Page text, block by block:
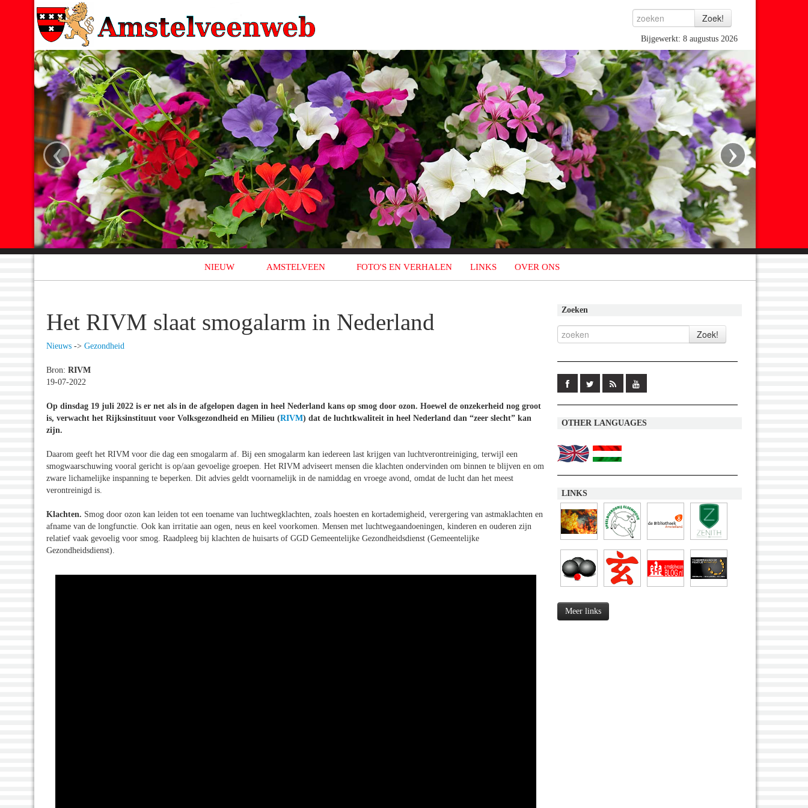
Bijgewerkt: 8 augustus 2026
‹ ›
NIEUW AMSTELVEEN FOTO'S EN VERHALEN LINKS OVER ONS
Het RIVM slaat smogalarm in Nederland
Nieuws -> Gezondheid
Bron: RIVM
19-07-2022
Op dinsdag 19 juli 2022 is er net als in de afgelopen dagen in heel Nederland kans op smog door ozon. Hoewel de onzekerheid nog groot
is, verwacht het Rijksinstituut voor Volksgezondheid en Milieu (RIVM) dat de luchtkwaliteit in heel Nederland dan “zeer slecht” kan
zijn.
Daarom geeft het RIVM voor die dag een smogalarm af. Bij een smogalarm kan iedereen last krijgen van luchtverontreiniging, terwijl een
smogwaarschuwing vooral gericht is op/aan gevoelige groepen. Het RIVM adviseert mensen die klachten ondervinden om binnen te blijven en om
zware lichamelijke inspanning te beperken. Dit advies geldt voornamelijk in de namiddag en vroege avond, omdat de lucht dan het meest
verontreinigd is.
Klachten. Smog door ozon kan leiden tot een toename van luchtwegklachten, zoals hoesten en kortademigheid, verergering van astmaklachten en
afname van de longfunctie. Ook kan irritatie aan ogen, neus en keel voorkomen. Mensen met luchtwegaandoeningen, kinderen en ouderen zijn
relatief vaak gevoelig voor smog. Raadpleeg bij klachten de huisarts of GGD Gemeentelijke Gezondheidsdienst (Gemeentelijke
Gezondheidsdienst).
Zoeken
OTHER LANGUAGES
LINKS
Meer links